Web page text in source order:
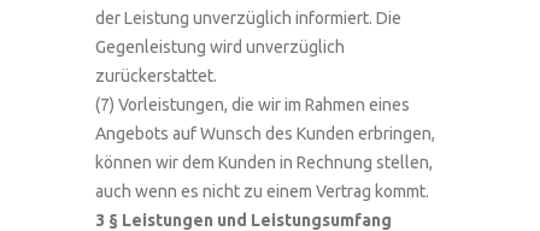
der Leistung unverzüglich informiert. Die
Gegenleistung wird unverzüglich
zurückerstattet.
(7) Vorleistungen, die wir im Rahmen eines
Angebots auf Wunsch des Kunden erbringen,
können wir dem Kunden in Rechnung stellen,
auch wenn es nicht zu einem Vertrag kommt.
3 § Leistungen und Leistungsumfang